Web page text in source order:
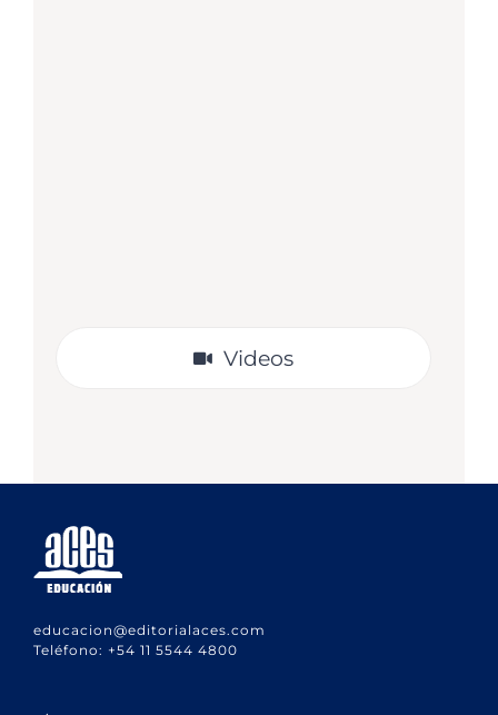
Videos
educacion@editorialaces.com
Teléfono: +54 11 5544 4800